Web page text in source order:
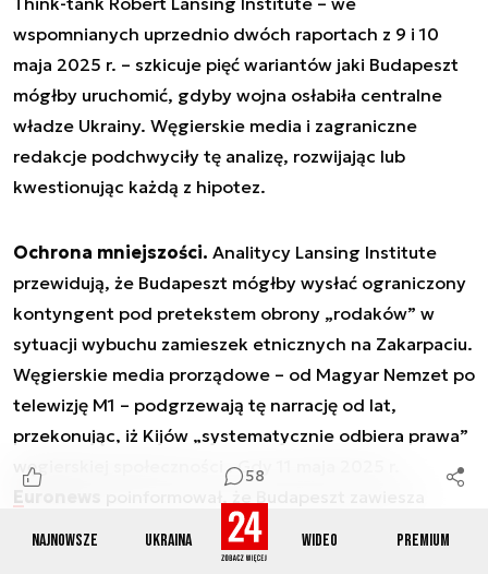
Najnowsze Ukraina Wideo Premium
58
wspomnianych uprzednio dwóch raportach z 9 i 10
maja 2025 r. – szkicuje pięć wariantów jaki Budapeszt
mógłby uruchomić, gdyby wojna osłabiła centralne
władze Ukrainy. Węgierskie media i zagraniczne
redakcje podchwyciły tę analizę, rozwijając lub
kwestionując każdą z hipotez.
Ochrona mniejszości. Analitycy Lansing Institute
przewidują, że Budapeszt mógłby wysłać ograniczony
kontyngent pod pretekstem obrony „rodaków” w
sytuacji wybuchu zamieszek etnicznych na Zakarpaciu.
Węgierskie media prorządowe – od Magyar Nemzet po
telewizję M1 – podgrzewają tę narrację od lat,
przekonując, iż Kijów „systematycznie odbiera prawa”
węgierskiej społeczności . Gdy 11 maja 2025 r.
Euronews
rozmowy o prawach mniejszości w reakcji na aferę
szpiegowską, komentatorzy od razu uznali to za